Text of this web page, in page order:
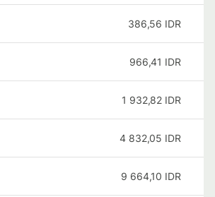
386,56 IDR
966,41 IDR
1 932,82 IDR
4 832,05 IDR
9 664,10 IDR